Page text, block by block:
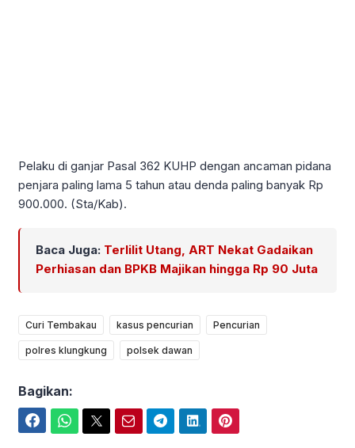
Pelaku di ganjar Pasal 362 KUHP dengan ancaman pidana
penjara paling lama 5 tahun atau denda paling banyak Rp
900.000. (Sta/Kab).
Baca Juga: Terlilit Utang, ART Nekat Gadaikan
Perhiasan dan BPKB Majikan hingga Rp 90 Juta
Curi Tembakau kasus pencurian Pencurian
polres klungkung polsek dawan
Bagikan: